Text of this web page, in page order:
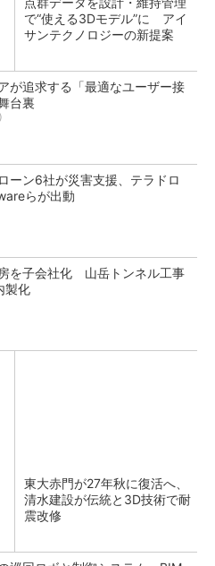
で“使える3Dモデル”に アイ
サンテクノロジーの新提案
が追求する「最適なユーザー接
台裏
ーン6社が災害支援、テラドロ
らが出動
を子会社化 山岳トンネル工事
製化
東大赤門が27年秋に復活へ、
清水建設が伝統と3D技術で耐
震改修